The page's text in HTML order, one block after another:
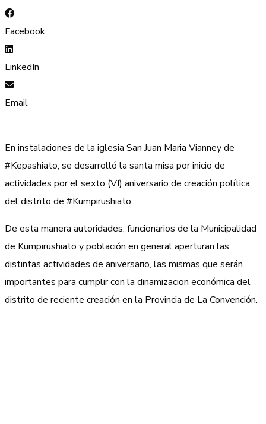
Facebook
LinkedIn
Email
En instalaciones de la iglesia San Juan Maria Vianney de
#Kepashiato, se desarrolló la santa misa por inicio de
actividades por el sexto (VI) aniversario de creación política
del distrito de #Kumpirushiato.
De esta manera autoridades, funcionarios de la Municipalidad
de Kumpirushiato y población en general aperturan las
distintas actividades de aniversario, las mismas que serán
importantes para cumplir con la dinamizacion económica del
distrito de reciente creación en la Provincia de La Convención.